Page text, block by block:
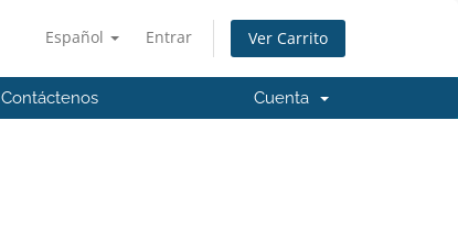
Español Entrar Ver Carrito
Contáctenos Cuenta